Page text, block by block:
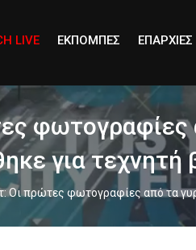
LIVE ΕΚΠΟΜΠΕΣ ΕΠΑΡΧΙΕΣ
φωτoγραφίες
για τεχνητή
Οι πρώτες φωτoγραφίες από τα